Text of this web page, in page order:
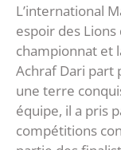
L’international
espoir des
championnat et
Achraf Dari part
une terre
équipe, il a pris
compétitions